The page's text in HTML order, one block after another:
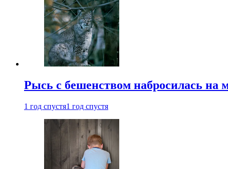
Рысь с бешенством набросилась на
1 год спустя1 год спустя